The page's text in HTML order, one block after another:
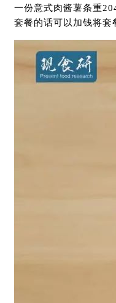
一份意式肉酱薯条重
套餐的话可以加钱将套